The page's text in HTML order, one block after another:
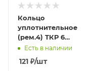
Кольцо
уплотнительное
(рем.4) ТКР 6
600.1118048-01Р4
(13,0х2,0х0,8) г.Могилёв
Есть в наличии
121 ₽/шт